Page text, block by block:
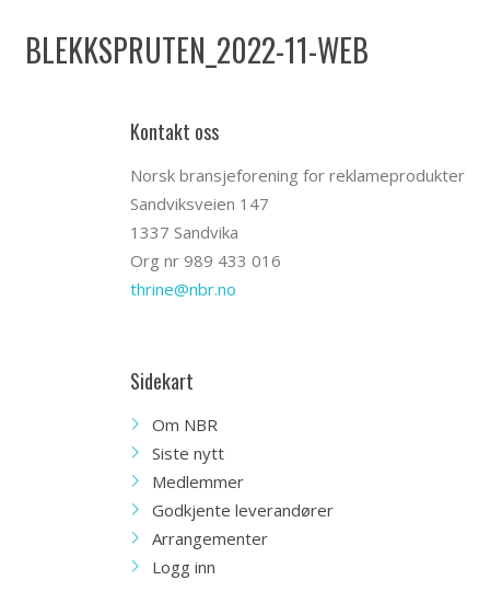
BLEKKSPRUTEN_2022-11-WEB
Kontakt oss
Norsk bransjeforening for reklameprodukter
Sandviksveien 147
1337 Sandvika
Org nr 989 433 016
thrine@nbr.no
Sidekart
Om NBR
Siste nytt
Medlemmer
Godkjente leverandører
Arrangementer
Logg inn